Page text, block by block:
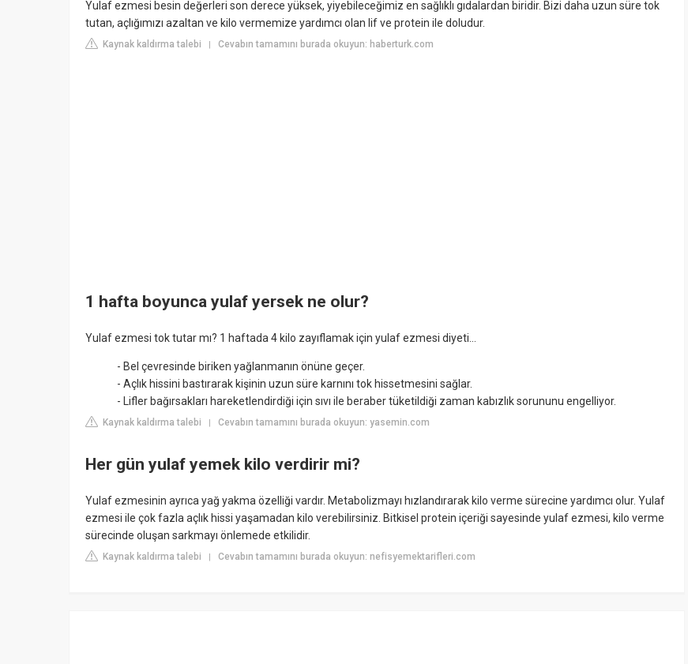
Yulaf ezmesi besin değerleri son derece yüksek, yiyebileceğimiz en sağlıklı gıdalardan biridir. Bizi daha uzun süre tok
tutan, açlığımızı azaltan ve kilo vermemize yardımcı olan lif ve protein ile doludur.
Kaynak kaldırma talebi Cevabın tamamını burada okuyun: haberturk.com
1 hafta boyunca yulaf yersek ne olur?
Yulaf ezmesi tok tutar mı? 1 haftada 4 kilo zayıflamak için yulaf ezmesi diyeti...
- Bel çevresinde biriken yağlanmanın önüne geçer.
- Açlık hissini bastırarak kişinin uzun süre karnını tok hissetmesini sağlar.
- Lifler bağırsakları hareketlendirdiği için sıvı ile beraber tüketildiği zaman kabızlık sorununu engelliyor.
Kaynak kaldırma talebi | Cevabın tamamını burada okuyun: yasemin.com
Her gün yulaf yemek kilo verdirir mi?
Yulaf ezmesinin ayrıca yağ yakma özelliği vardır. Metabolizmayı hızlandırarak kilo verme sürecine yardımcı olur. Yulaf
ezmesi ile çok fazla açlık hissi yaşamadan kilo verebilirsiniz. Bitkisel protein içeriği sayesinde yulaf ezmesi, kilo verme
sürecinde oluşan sarkmayı önlemede etkilidir.
Kaynak kaldırma talebi | Cevabın tamamını burada okuyun: nefisyemektarifleri.com